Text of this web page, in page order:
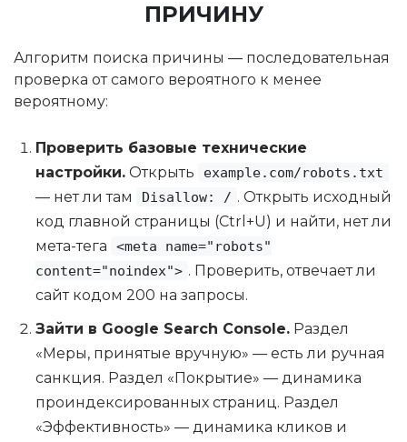
ПРИЧИНУ
Алгоритм поиска причины — последовательная
проверка от самого вероятного к менее
вероятному:
Проверить базовые технические
настройки. Открыть example.com/robots.txt
— нет ли там Disallow: / . Открыть исходный
код главной страницы (Ctrl+U) и найти, нет ли
мета-тега
<meta name="robots"
content="noindex"> . Проверить, отвечает ли
сайт кодом 200 на запросы.
Зайти в Google Search Console. Раздел
«Меры, принятые вручную» — есть ли ручная
санкция. Раздел «Покрытие» — динамика
проиндексированных страниц. Раздел
«Эффективность» — динамика кликов и